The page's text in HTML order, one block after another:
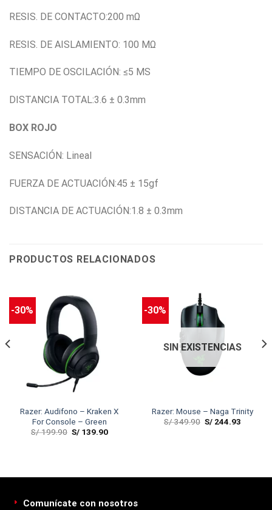
RESIS. DE CONTACTO:200 mΩ
RESIS. DE AISLAMIENTO: 100 MΩ
TIEMPO DE OSCILACIÓN: ≤5 MS
DISTANCIA TOTAL:3.6 ± 0.3mm
BOX ROJO
SENSACIÓN: Lineal
FUERZA DE ACTUACIÓN:45 ± 15gf
DISTANCIA DE ACTUACIÓN:1.8 ± 0.3mm
PRODUCTOS RELACIONADOS
-30%
Razer: Audifono – Kraken X
For Console – Green
S/199.90 S/ 139.90
-30%
SIN EXISTENCIAS
Razer: Mouse – Naga Trinity
S/349.90 S/ 244.93
Comunícate con nosotros